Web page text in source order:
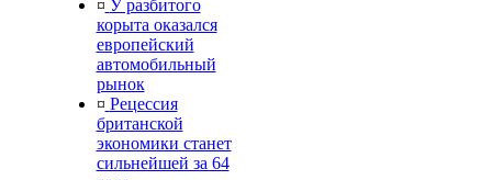
¤ У разбитого
корыта оказался
европейский
автомобильный
рынок
¤ Рецессия
британской
экономики станет
сильнейшей за 64